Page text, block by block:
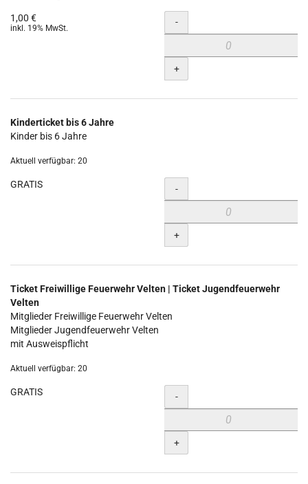
1,00 €
inkl. 19% MwSt. Menge
-
+
Kinderticket bis 6 Jahre
Kinder bis 6 Jahre
Aktuell verfügbar: 20
GRATIS Menge
-
+
Ticket Freiwillige Feuerwehr Velten | Ticket Jugendfeuerwehr
Velten
Mitglieder Freiwillige Feuerwehr Velten
Mitglieder Jugendfeuerwehr Velten
mit Ausweispflicht
Aktuell verfügbar: 20
GRATIS Menge
-
+